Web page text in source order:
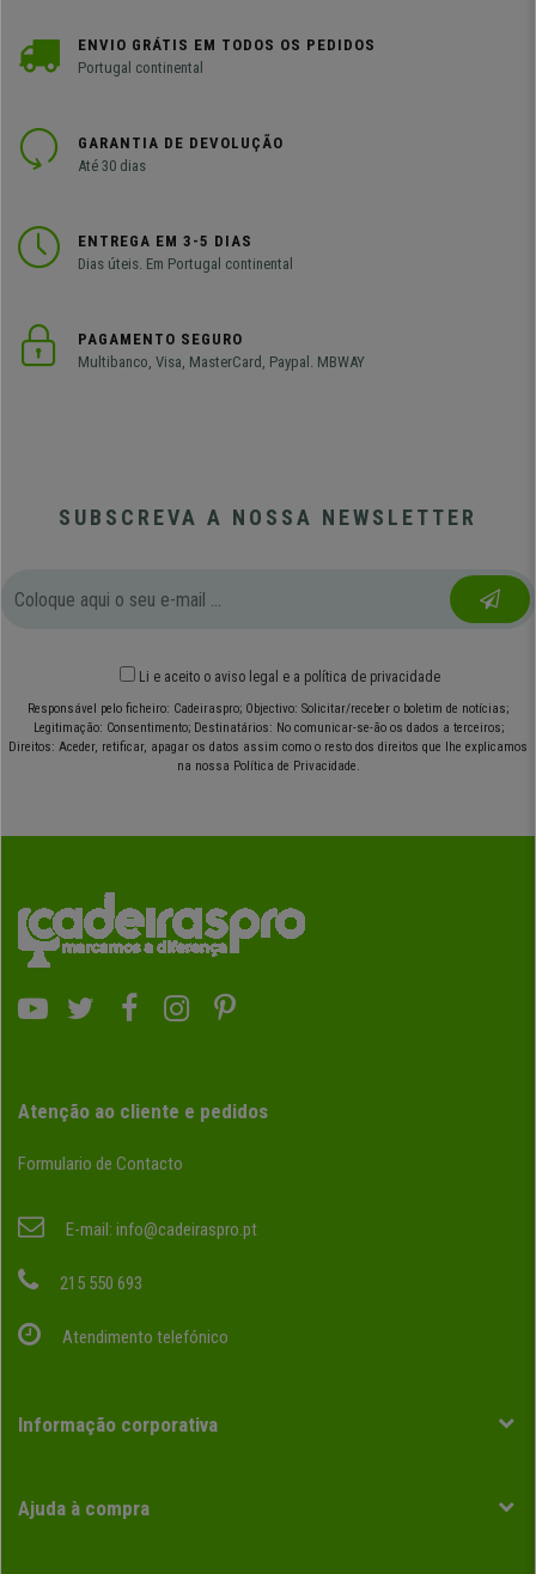
ENVIO GRÁTIS EM TODOS OS PEDIDOS
Portugal continental
GARANTIA DE DEVOLUÇÃO
Até 30 dias
ENTREGA EM 3-5 DIAS
Dias úteis. Em Portugal continental
PAGAMENTO SEGURO
Multibanco, Visa, MasterCard, Paypal. MBWAY
SUBSCREVA A NOSSA NEWSLETTER
Li e aceito o aviso legal e a política de privacidade
Responsável pelo ficheiro: Cadeiraspro; Objectivo: Solicitar/receber o boletim de notícias;
Legitimação: Consentimento; Destinatários: No comunicar-se-ão os dados a terceiros;
Direitos: Aceder, retificar, apagar os datos assim como o resto dos direitos que lhe explicamos
na nossa Política de Privacidade.
Atenção ao cliente e pedidos
Formulario de Contacto
E-mail: info@cadeiraspro.pt
215 550 693
Atendimento telefónico
Informação corporativa
Ajuda à compra